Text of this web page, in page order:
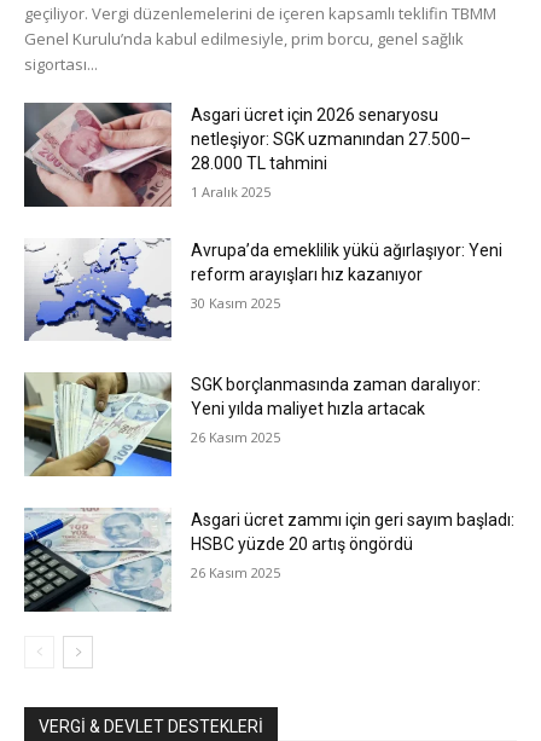
geçiliyor. Vergi düzenlemelerini de içeren kapsamlı teklifin TBMM
Genel Kurulu’nda kabul edilmesiyle, prim borcu, genel sağlık
sigortası...
Asgari ücret için 2026 senaryosu
netleşiyor: SGK uzmanından 27.500–
28.000 TL tahmini
1 Aralık 2025
Avrupa’da emeklilik yükü ağırlaşıyor: Yeni
reform arayışları hız kazanıyor
30 Kasım 2025
SGK borçlanmasında zaman daralıyor:
Yeni yılda maliyet hızla artacak
26 Kasım 2025
Asgari ücret zammı için geri sayım başladı:
HSBC yüzde 20 artış öngördü
26 Kasım 2025
VERGI & DEVLET DESTEKLERI